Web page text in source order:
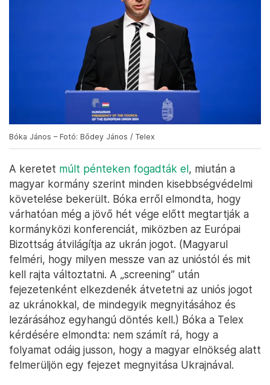
Bóka János – Fotó: Bődey János / Telex
A keretet múlt pénteken fogadták el, miután a
magyar kormány szerint minden kisebbségvédelmi
követelése bekerült. Bóka erről elmondta, hogy
várhatóan még a jövő hét vége előtt megtartják a
kormányközi konferenciát, miközben az Európai
Bizottság átvilágítja az ukrán jogot. (Magyarul
felméri, hogy milyen messze van az unióstól és mit
kell rajta változtatni. A „screening” után
fejezetenként elkezdenék átvetetni az uniós jogot
az ukránokkal, de mindegyik megnyitásához és
lezárásához egyhangú döntés kell.) Bóka a Telex
kérdésére elmondta: nem számít rá, hogy a
folyamat odáig jusson, hogy a magyar elnökség alatt
felmerüljön egy fejezet megnyitása Ukrajnával.